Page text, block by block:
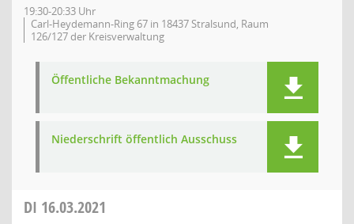
19:30-20:33 Uhr
Carl-Heydemann-Ring 67 in 18437 Stralsund, Raum
126/127 der Kreisverwaltung
Öffentliche Bekanntmachung
Niederschrift öffentlich Ausschuss
DI 16.03.2021